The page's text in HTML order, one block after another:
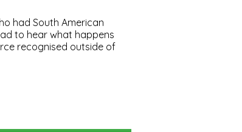
had South American
to hear what happens
recognised outside of